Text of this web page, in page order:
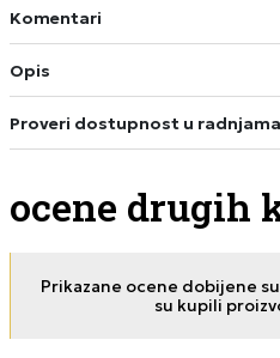
Komentari
Opis
Proveri dostupnost u radnjama
ocene drugih
Prikazane ocene dobijene
su kupili